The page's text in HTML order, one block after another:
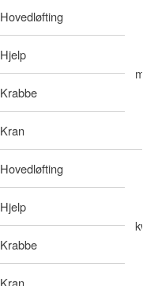
Hovedløfting
m /
Hjelp
Krabbe
Kran
Hovedløfting
kw
Hjelp
Krabbe
Kran